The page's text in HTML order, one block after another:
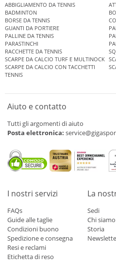
ABBIGLIAMENTO DA TENNIS
BADMINTON
BORSE DA TENNIS
GUANTI DA PORTIERE
PALLINE DA TENNIS
PARASTINCHI
RACCHETTE DA TENNIS
SCARPE DA CALCIO TURF E MULTINOCK
SCARPE DA CALCIO CON TACCHETTI
TENNIS
Aiuto e contatto
Tutti gli argomenti di aiuto
Posta elettronica:
I nostri servizi
FAQs
Guide alle taglie
Condizioni buono
Spedizione e consegna
Resi e reclami
Etichetta di reso
La
Sedi
Chi siamo
Storia